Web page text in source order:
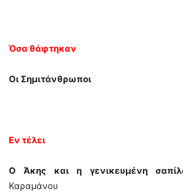
Όσα θάφτηκαν
Οι Σημιτάνθρωποι
Εν τέλει
Ο Άκης και η γενικευμένη
Καραμάνου